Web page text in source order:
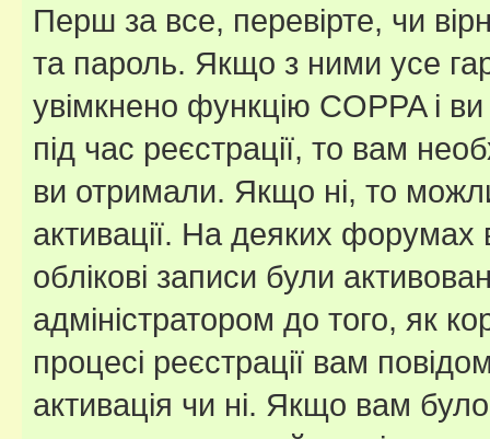
Перш за все, перевірте, чи
та пароль. Якщо з ними усе
увімкнено функцію COPPA і
під час реєстрації, то вам
ви отримали. Якщо ні, то
активації. На деяких форумах
облікові записи були
адміністратором до того, як
процесі реєстрації вам
активація чи ні. Якщо вам